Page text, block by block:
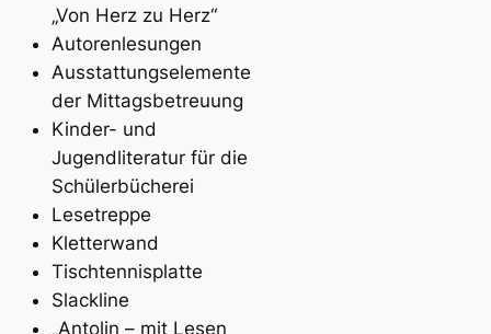
„Von Herz zu Herz“
Autorenlesungen
Ausstattungselemente
der Mittagsbetreuung
Kinder- und
Jugendliteratur für die
Schülerbücherei
Lesetreppe
Kletterwand
Tischtennisplatte
Slackline
„Antolin – mit Lesen